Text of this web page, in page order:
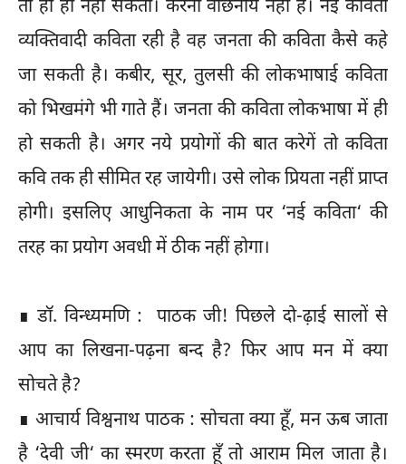
तो हो ही नहीं सकता। करना वांछनीय नहीं है। नई कविता
व्यक्तिवादी कविता रही है वह जनता की कविता कैसे कहे
जा सकती है। कबीर, सूर, तुलसी की लोकभाषाई कविता
को भिखमंगे भी गाते हैं। जनता की कविता लोकभाषा में ही
हो सकती है। अगर नये प्रयोगों की बात करेगें तो कविता
कवि तक ही सीमित रह जायेगी। उसे लोक प्रियता नहीं प्राप्त
होगी। इसलिए आधुनिकता के नाम पर ‘नई कविता‘ की
तरह का प्रयोग अवधी में ठीक नहीं होगा।
∎ डॉ. विन्ध्यमणि : पाठक जी! पिछले दो-ढ़ाई सालों से
आप का लिखना-पढ़ना बन्द है? फिर आप मन में क्या
सोचते है?
∎ आचार्य विश्वनाथ पाठक : सोचता क्या हूँ, मन ऊब जाता
है ‘देवी जी‘ का स्मरण करता हूँ तो आराम मिल जाता है।